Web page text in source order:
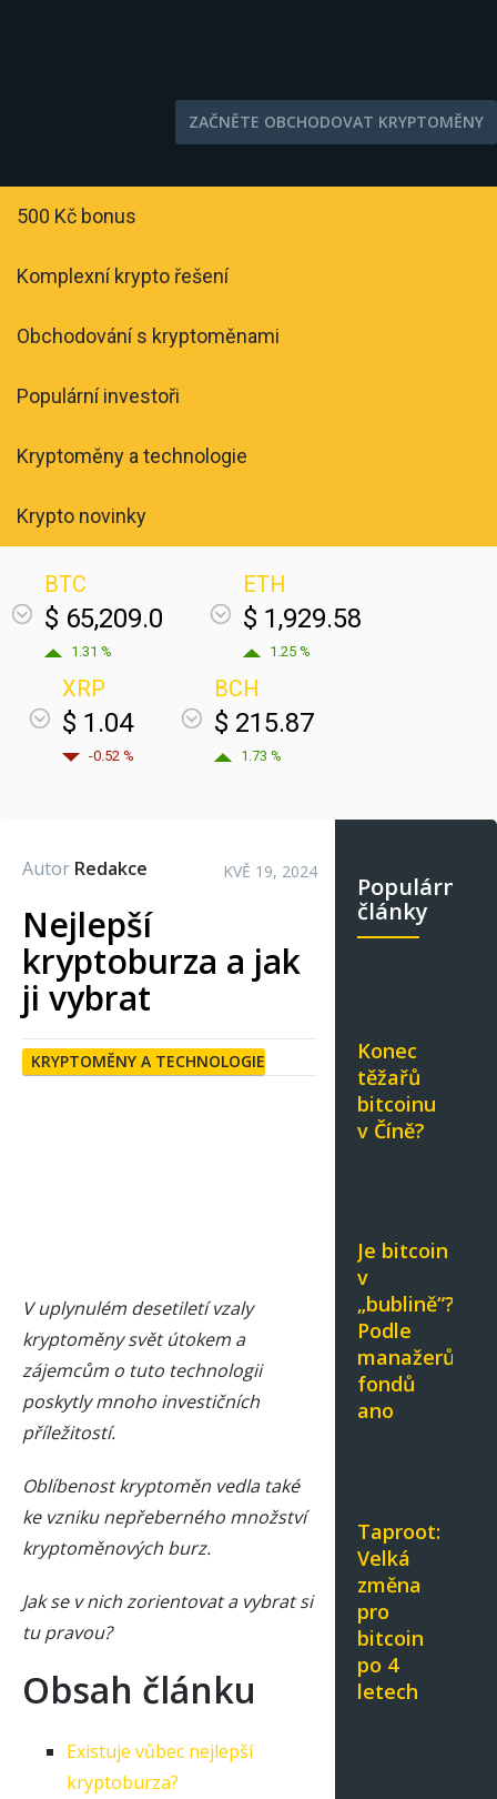
ZAČNĚTE OBCHODOVAT KRYPTOMĚNY
500 Kč bonus
Komplexní krypto řešení
Obchodování s kryptoměnami
Populární investoři
Kryptoměny a technologie
Krypto novinky
BTC
$ 65,209.0
1.31 %
ETH
$ 1,929.58
1.25 %
XRP
$ 1.04
-0.52 %
BCH
$ 215.87
1.73 %
Autor Redakce KVĚ 19, 2024
Nejlepší
kryptoburza a jak
ji vybrat
KRYPTOMĚNY A TECHNOLOGIE
V uplynulém desetiletí vzaly
kryptoměny svět útokem a
zájemcům o tuto technologii
poskytly mnoho investičních
příležitostí.
Oblíbenost kryptoměn vedla také
ke vzniku nepřeberného množství
kryptoměnových burz.
Jak se v nich zorientovat a vybrat si
tu pravou?
Obsah článku
Existuje vůbec nejlepší
kryptoburza?
Populární
články
Konec
těžařů
bitcoinu
v Číně?
Je bitcoin
v
„bublině“?
Podle
manažerů
fondů
ano
Taproot:
Velká
změna
pro
bitcoin
po 4
letech